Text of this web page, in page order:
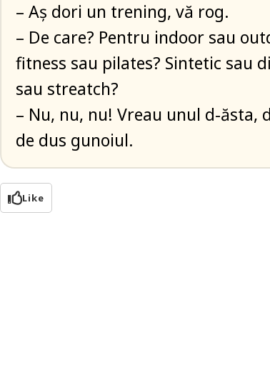
– Aș dori un trening, vă rog.
– De care? Pentru indoor sau
fitness sau pilates? Sintetic sau
sau streatch?
– Nu, nu, nu! Vreau unul d-ăsta,
de dus gunoiul.
Like